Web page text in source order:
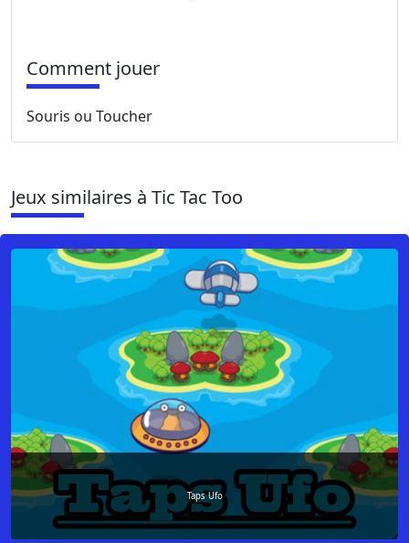
Comment jouer
Souris ou Toucher
Jeux similaires à Tic Tac Too
Taps Ufo